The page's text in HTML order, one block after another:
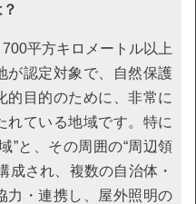
平方キロメートル以上
が認定対象で、自然保護
的目的のために、非常に
れている地域です。特に
”と、その周囲の“周辺領
成され、複数の自治体・
力・連携し、屋外照明の